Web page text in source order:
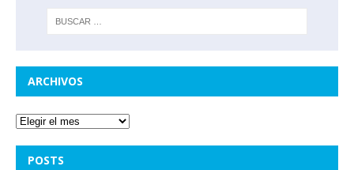
ARCHIVOS
POSTS